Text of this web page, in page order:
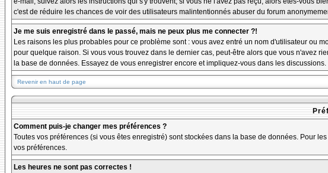
c'est de réduire les chances de voir des utilisateurs malintentionnés abuser du forum
Je me suis enregistré dans le passé, mais ne peux plus me connecter ?!
Les raisons les plus probables pour ce problème sont : vous avez entré un nom d'utilisateur ou
pour quelque raison. Si vous vous trouvez dans le dernier cas, peut-être alors que vous n'avez
la base de données. Essayez de vous enregistrer encore et impliquez-vous dans les discussions.
Revenir en haut de page
Comment puis-je changer mes préférences ?
Toutes vos préférences (si vous êtes enregistré) sont stockées dans la base de données. Pour
vos préférences.
Les heures ne sont pas correctes !